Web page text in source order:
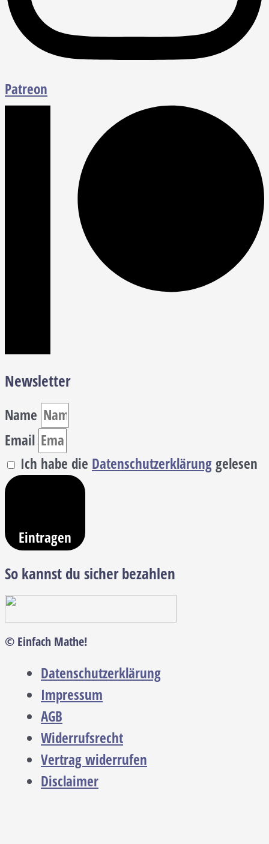
Patreon
Newsletter
Name
Email
Ich habe die Datenschutzerklärunggelesen
Eintragen
So kannst du sicher bezahlen
© Einfach Mathe!
Datenschutzerklärung
Impressum
AGB
Widerrufsrecht
Vertrag widerrufen
Disclaimer